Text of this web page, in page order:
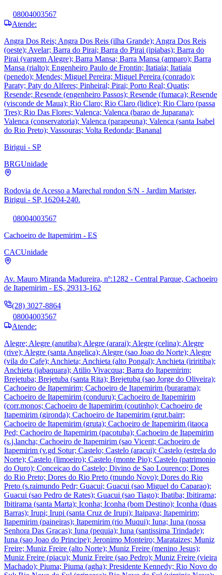
08004003567
Atende:
Angra Dos Reis; Angra Dos Reis (ilha Grande); Angra Dos Reis
(oeste); Avelar; Barra do Pirai; Barra do Pirai (ipiabas); Barra do
Pirai (vargem Alegre); Barra Mansa; Barra Mansa (amparo); Barra
Mansa (rialto); Engenheiro Paulo de Frontin; Itatiaia; Itatiaia
(penedo); Mendes; Miguel Pereira; Miguel Pereira (conrado);
Paraty; Paty do Alferes; Pinheiral; Pirai; Porto Real; Quatis;
Resende; Resende (engenheiro Passos); Resende (fumaca); Resende
(visconde de Maua); Rio Claro; Rio Claro (lidice); Rio Claro (passa
Tres); Rio Das Flores; Valenca; Valenca (barao de Juparana);
Valenca (conservatoria); Valenca (parapeuna); Valenca (santa Isabel
do Rio Preto); Vassouras; Volta Redonda; Bananal
Birigui - SP
BRGUnidade
Rodovia de Acesso a Marechal rondon S/N - Jardim Marister,
Birigui - SP, 16204-240.
08004003567
Cachoeiro de Itapemirim - ES
CACUnidade
Av. Mauro Miranda Madureira, nº:1282 - Central Parque, Cachoeiro
de Itapemirim - ES, 29313-162
(28) 3027-8864
08004003567
Atende:
Alegre; Alegre (anutiba); Alegre (ararai); Alegre (celina); Alegre
(rive); Alegre (santa Angelica); Alegre (sao Joao do Norte); Alegre
(vila do Cafe); Anchieta; Anchieta (alto Pongal); Anchieta (iriritiba);
Anchieta (jabaquara); Atilio Vivacqua; Barra do Itapemirim;
Brejetuba; Brejetuba (santa Rita); Brejetuba (sao Jorge do Oliveira);
Cachoeiro de Itapemirim; Cachoeiro de Itapemirim (burarama);
Cachoeiro de Itapemirim (conduru); Cachoeiro de Itapemirim
(corr.monos; Cachoeiro de Itapemirim (coutinho); Cachoeiro de
Itapemirim (gironda); Cachoeiro de Itapemirim (grut.bairr;
Cachoeiro de Itapemirim (gruta); Cachoeiro de Itapemirim (itaoca
Ped; Cachoeiro de Itapemirim (pacotuba); Cachoeiro de Itapemirim
(s.j.lancha; Cachoeiro de Itapemirim (sao Vicent; Cachoeiro de
Itapemirim (v.gd Sotur; Castelo; Castelo (aracui); Castelo (estrela do
Norte); Castelo (limoeiro); Castelo (monte Pio); Castelo (patrimonio
do Ouro); Conceicao do Castelo; Divino de Sao Lourenco; Dores
do Rio Preto; Dores do Rio Preto (mundo Novo); Dores do Rio
Preto (s.raimundo Pedr; Guacui; Guacui (sao Miguel do Caparao);
Guacui (sao Pedro de Rates); Guacui (sao Tiago); Ibatiba; Ibitirama;
Ibitirama (santa Marta); Iconha; Iconha (bom Destino); Iconha (duas
Barras); Irupi; Irupi (santa Cruz de Irupi); Itaipava; Itapemirim;
Itapemirim (paineiras); Itapemirim (rio Muqui); Iuna; Iuna (nossa
Senhora Das Gracas); Iuna (pequia); Iuna (santissima Trindade);
Iuna (sao Joao do Principe); Jeronimo Monteiro; Marataizes; Muniz
Freire; Muniz Freire (alto Norte); Muniz Freire (menino Jesus);
Muniz Freire (piacu); Muniz Freire (sao Pedro); Muniz Freire (vieira
Machado); Piuma; Piuma (agha); Presidente Kennedy; Rio Novo do